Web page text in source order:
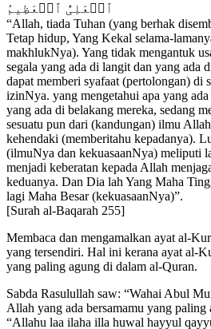
ٱلۡعَلِیُّ ٱلۡعَظِیمُ
“Allah, tiada Tuhan (yang berhak
Tetap hidup, Yang Kekal selama-
makhlukNya). Yang tidak mengantuk
segala yang ada di langit dan yang ada
dapat memberi syafaat (pertolongan) di
izinNya. yang mengetahui apa yang
yang ada di belakang mereka, sedang
sesuatu pun dari (kandungan) ilmu
kehendaki (memberitahu kepadanya).
(ilmuNya dan kekuasaanNya) meliputi
menjadi keberatan kepada Allah
keduanya. Dan Dia lah Yang Maha
lagi Maha Besar (kekuasaanNya)”.
[Surah al-Baqarah 255]
Membaca dan mengamalkan ayat al-
yang tersendiri. Hal ini kerana ayat al-
yang paling agung di dalam al-Quran.
Sabda Rasulullah saw: “Wahai Abul
Allah yang ada bersamamu yang
“Allahu laa ilaha illa huwal hayyul